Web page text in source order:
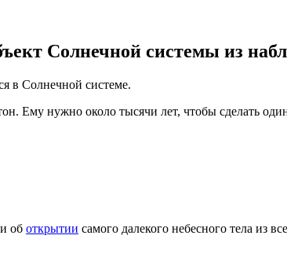
Солнечной системы из
в Солнечной системе.
Ему нужно около тысячи лет, чтобы сделать
об открытии самого далекого небесного тела из